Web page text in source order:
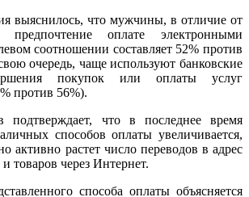
выяснилось, что мужчины, в отличие от
оплате электронными
соотношении составляет 52% против
очередь, чаще используют банковские
покупок или оплаты услуг
против 56%).
подтверждает, что в последнее время
способов оплаты увеличивается,
активно растет число переводов в адрес
товаров через Интернет.
способа оплаты объясняется